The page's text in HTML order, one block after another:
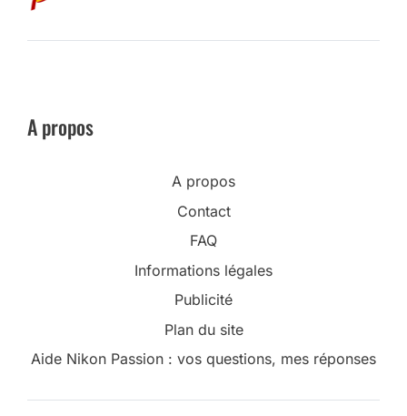
A propos
A propos
Contact
FAQ
Informations légales
Publicité
Plan du site
Aide Nikon Passion : vos questions, mes réponses